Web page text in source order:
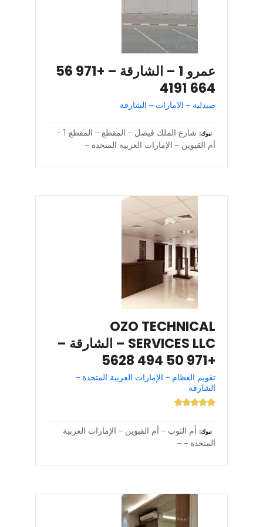
عمرو 1 – الشارقة – +971 56
664 4191
صيدلية – الامارات – الشارقة
تبوك
شارع الملك فيصل – المقطع – المقطع 1 –
أم القيوين – الإمارات العربية المتحدة –
OZO TECHNICAL
SERVICES LLC – الشارقة –
+971 50 494 5628
تقويم العظام – الإمارات العربية المتحدة –
الشارقة
تبوك
أم الثوب – أم القيوين – الإمارات العربية
المتحدة – –